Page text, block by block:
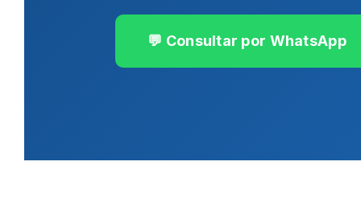
💬 Consultar por WhatsApp